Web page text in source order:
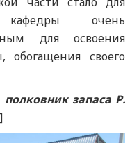
очень
для освоения
обогащения своего
запаса Р.